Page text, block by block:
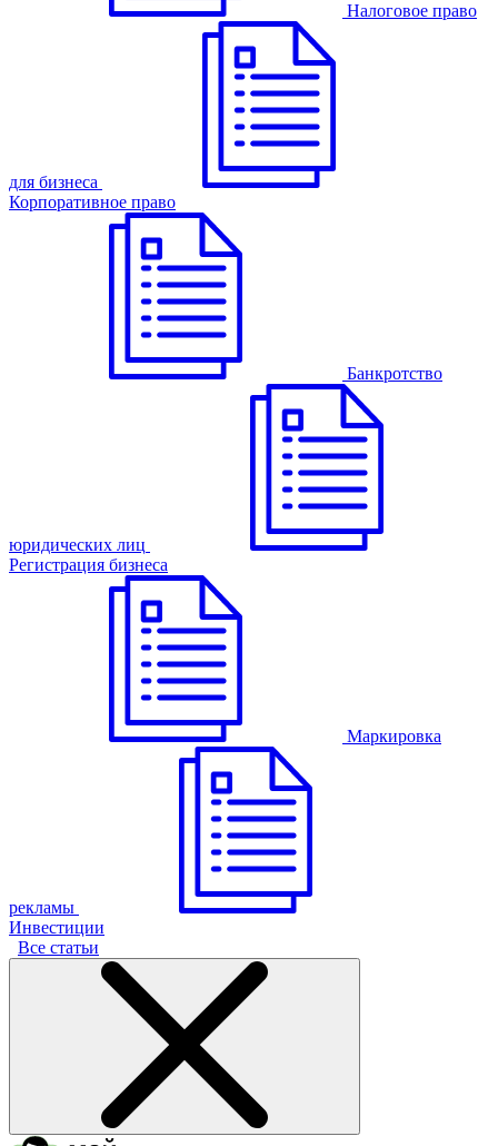
Налоговое право
для бизнеса
Корпоративное право
Банкротство
юридических лиц
Регистрация бизнеса
Маркировка
рекламы
Инвестиции
Все статьи